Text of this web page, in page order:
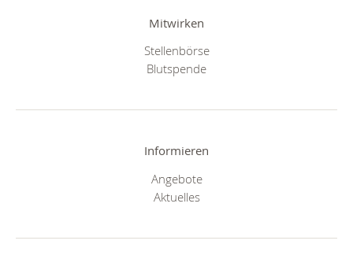
Mitwirken
Stellenbörse
Blutspende
Informieren
Angebote
Aktuelles